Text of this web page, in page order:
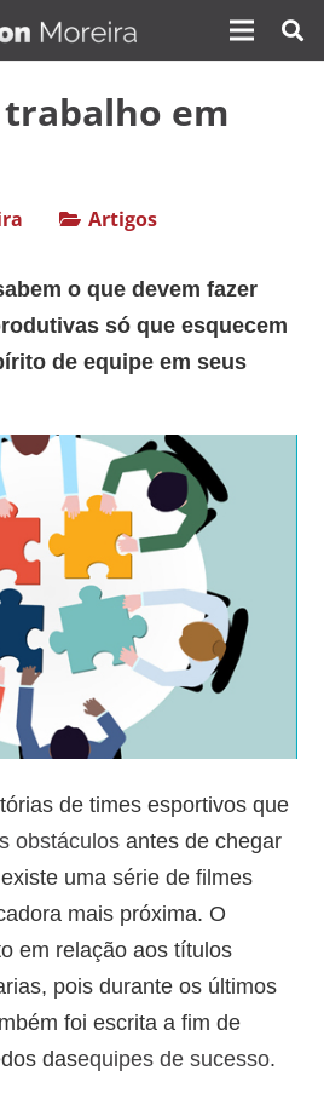
em
Artigos
o que devem fazer
só que esquecem
de equipe em seus
de times esportivos que
obstáculosantes de chegar
uma série de filmes
mais próxima. O
em relação aos títulos
pois durante os últimos
foi escrita a fim de
dasequipes de sucesso.